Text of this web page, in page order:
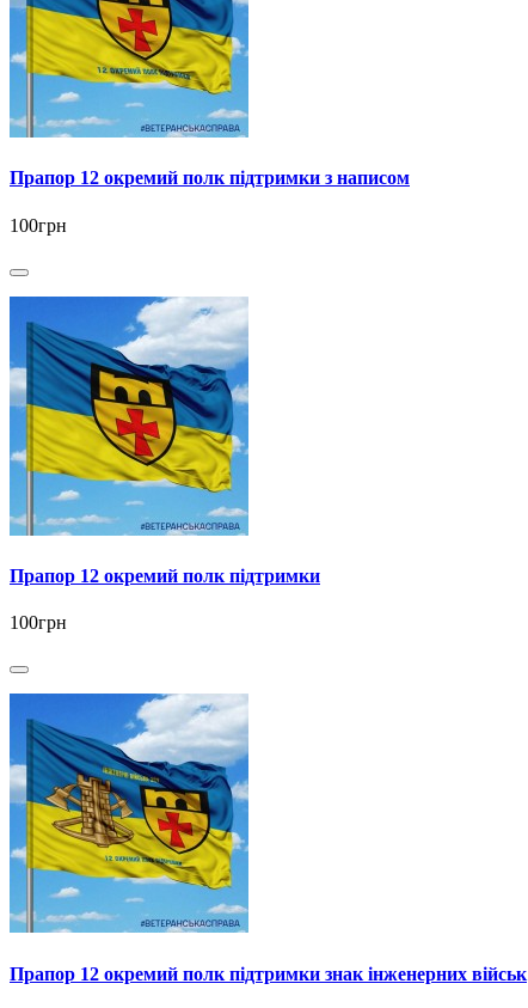
Прапор 12 окремий полк підтримки з написом
100грн
Прапор 12 окремий полк підтримки
100грн
Прапор 12 окремий полк підтримки знак інженерних військ